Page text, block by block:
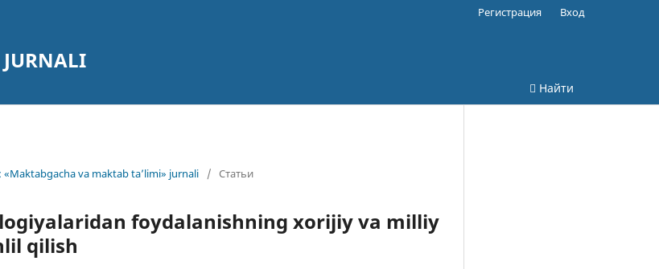
Найти
Регистрация Вход
va maktab ta’limi» jurnali / Статьи
foydalanishning xorijiy va milliy
qilish